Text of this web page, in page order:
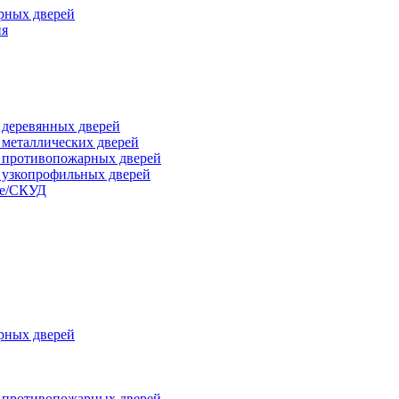
дверей
дверей
дверей
дверей
дверей
СКУД
дверей